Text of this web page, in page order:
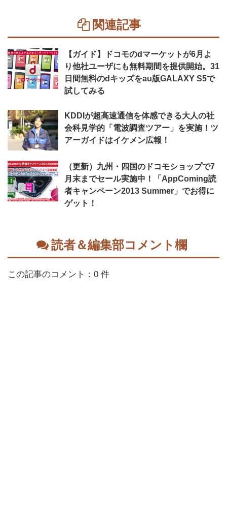
関連記事
【ガイド】ドコモのdマーケットが6月よ
り他社ユーザにも無料期間を提供開始。31
日間無料のdキッズをau版GALAXY S5で
試してみる
KDDIが超高速通信を体感できる大人の社
会科見学的「電波調査ツアー」を実施！ツ
アーガイドはイケメン広報！
（更新）九州・四国のドコモショップで7
月末までセール実施中！「AppComing読
者キャンペーン2013 Summer」でお得に
ゲット！
読者＆編集部コメント欄
この記事のコメント：0 件